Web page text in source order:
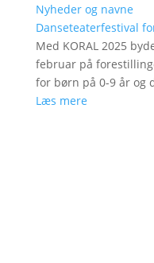
Nyheder og navne
Danseteaterfestival
Med KORAL 2025
februar på
for børn på 0-9 år og
Læs mere